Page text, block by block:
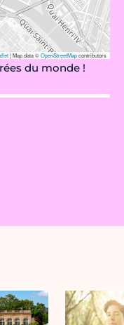
|Map data ©OpenStreetMapcontributors
du monde !